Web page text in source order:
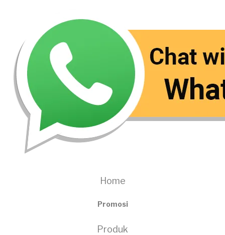
Home
Promosi
Produk